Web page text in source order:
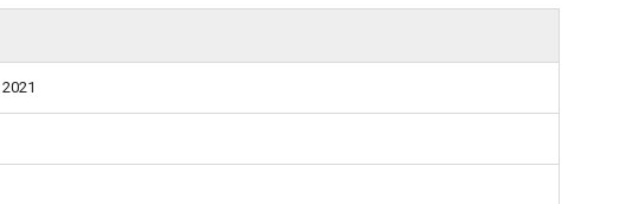
2021